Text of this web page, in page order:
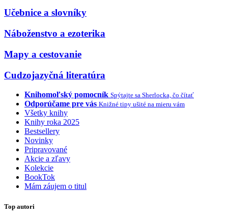
Učebnice a slovníky
Náboženstvo a ezoterika
Mapy a cestovanie
Cudzojazyčná literatúra
Knihomoľský pomocník Spýtajte sa Sherlocka, čo čítať
Odporúčame pre vás Knižné tipy ušité na mieru vám
Všetky knihy
Knihy roka 2025
Bestsellery
Novinky
Pripravované
Akcie a zľavy
Kolekcie
BookTok
Mám záujem o titul
Top autori